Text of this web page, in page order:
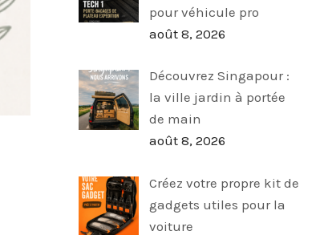
pour véhicule pro
août 8, 2026
Découvrez Singapour :
la ville jardin à portée
de main
août 8, 2026
Créez votre propre kit de
gadgets utiles pour la
voiture